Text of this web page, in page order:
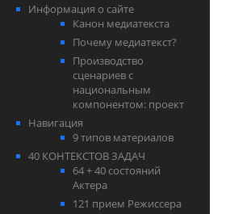
Информация о сайте
Канон медиатекста
Почему медиатекст?
Производство
сценариев с
национальным
компонентом: проект
Навигация
9 типов материалов
40 КОНТЕКСТОВ ЗАДАЧ
64 + 40 состояний
Актера
121 прием Режиссера